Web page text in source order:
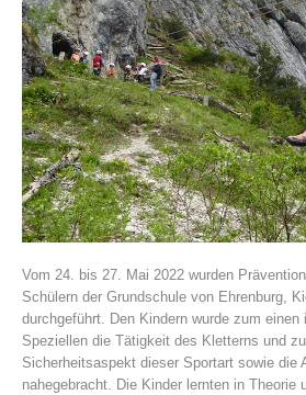
Vereinsgeschichte
Vom 24. bis 27. Mai 2022 wurden
Schülern der Grundschule von Ehrenburg,
durchgeführt. Den Kindern wurde zum einen
Speziellen die Tätigkeit des Kletterns und
Sicherheitsaspekt dieser Sportart sowie die
nahegebracht. Die Kinder lernten in Theorie